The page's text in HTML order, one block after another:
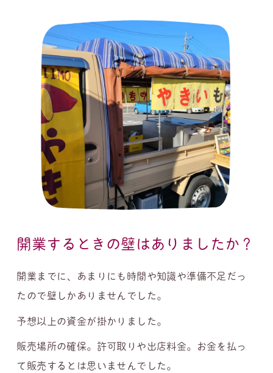
開業するときの壁はありましたか？
開業までに、あまりにも時間や知識や準備不足だっ
たので壁しかありませんでした。
予想以上の資金が掛かりました。
販売場所の確保。許可取りや出店料金。お金を払っ
て販売するとは思いませんでした。